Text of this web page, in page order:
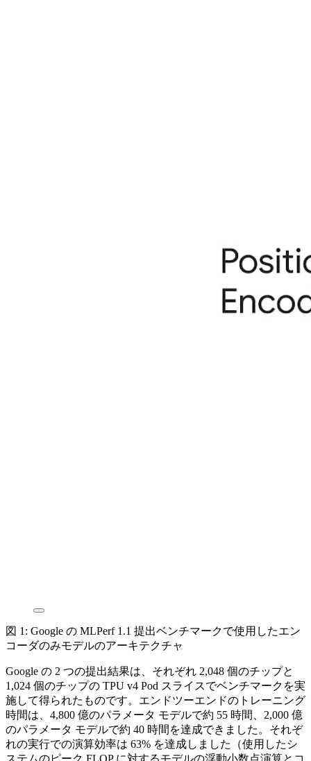
図 1: Google の MLPerf 1.1 提出ベンチマークで使用したエン
コーダのみモデルのアーキテクチャ
Google の 2 つの提出結果は、それぞれ 2,048 個のチップと
1,024 個のチップの TPU v4 Pod スライスでベンチマークを実
施して得られたものです。エンドツーエンドのトレーニング
時間は、4,800 億のパラメータ モデルで約 55 時間、2,000 億
のパラメータ モデルで約 40 時間を達成できました。それぞ
れの実行での演算効率は 63% を達成しました（使用したシ